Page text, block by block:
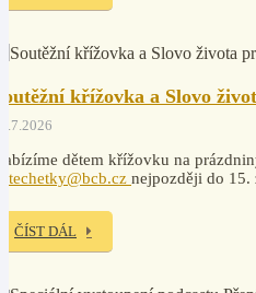
křížovka a Slovo
dětem křížovku na
nejpozději do 15.
ČÍST DÁL